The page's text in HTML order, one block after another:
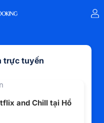
trực tuyến
and Chill tại Hồ